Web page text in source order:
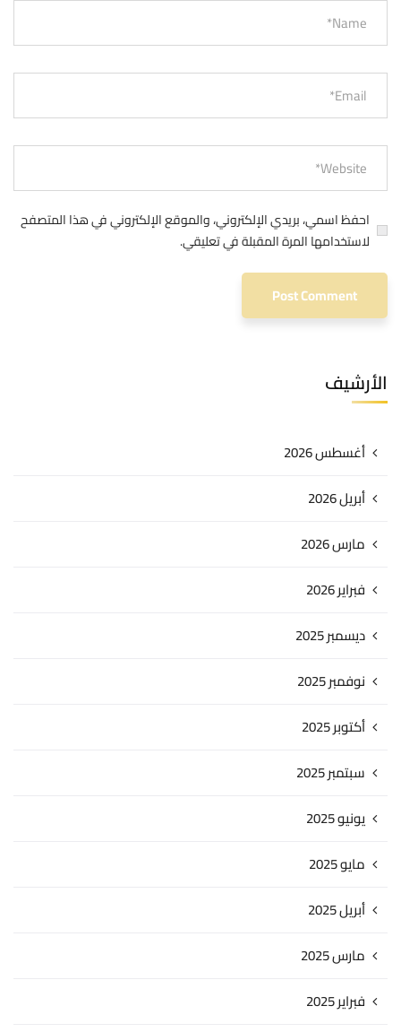
احفظ اسمي، بريدي الإلكتروني، والموقع الإلكتروني في هذا المتصفح
لاستخدامها المرة المقبلة في تعليقي.
الأرشيف
أغسطس 2026
أبريل 2026
مارس 2026
فبراير 2026
ديسمبر 2025
نوفمبر 2025
أكتوبر 2025
سبتمبر 2025
يونيو 2025
مايو 2025
أبريل 2025
مارس 2025
فبراير 2025